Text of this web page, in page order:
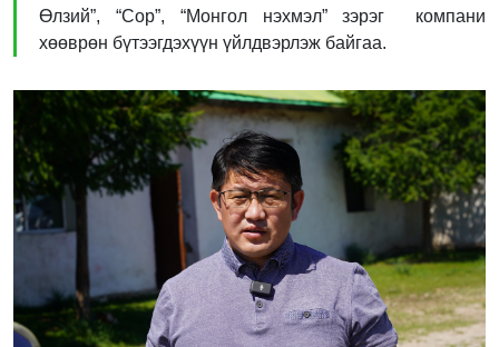
Өлзий”, “Сор”, “Монгол нэхмэл” зэрэг компани
хөөврөн бүтээгдэхүүн үйлдвэрлэж байгаа.